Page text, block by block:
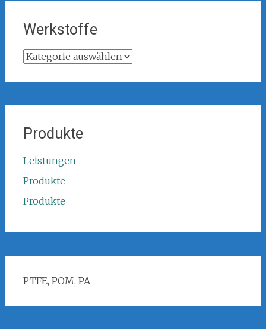
Werkstoffe
Werkstoffe
Produkte
Leistungen
Produkte
Produkte
PTFE, POM, PA